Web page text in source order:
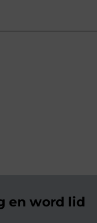
en word lid